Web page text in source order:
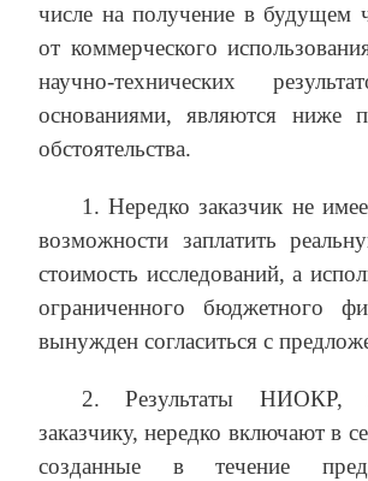
числе на получение в будущем
от коммерческого
научно-технических
основаниями, являются ниже
обстоятельства.
1. Нередко заказчик не
возможности заплатить
стоимость исследований, а
ограниченного бюджетного
вынужден согласиться с
2. Результаты НИОКР,
заказчику, нередко включают в
созданные в течение